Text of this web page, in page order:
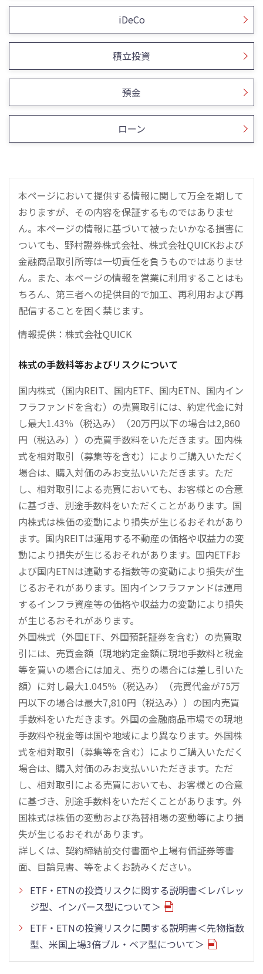
iDeCo
積立投資
預金
ローン
本ページにおいて提供する情報に関して万全を期して
おりますが、その内容を保証するものではありませ
ん。本ページの情報に基づいて被ったいかなる損害に
ついても、野村證券株式会社、株式会社QUICKおよび
金融商品取引所等は一切責任を負うものではありませ
ん。また、本ページの情報を営業に利用することはも
ちろん、第三者への提供目的で加工、再利用および再
配信することを固く禁じます。
情報提供：株式会社QUICK
株式の手数料等およびリスクについて
国内株式（国内REIT、国内ETF、国内ETN、国内イン
フラファンドを含む）の売買取引には、約定代金に対
し最大1.43％（税込み）（20万円以下の場合は2,860
円（税込み））の売買手数料をいただきます。国内株
式を相対取引（募集等を含む）によりご購入いただく
場合は、購入対価のみお支払いいただきます。ただ
し、相対取引による売買においても、お客様との合意
に基づき、別途手数料をいただくことがあります。国
内株式は株価の変動により損失が生じるおそれがあり
ます。国内REITは運用する不動産の価格や収益力の変
動により損失が生じるおそれがあります。国内ETFお
よび国内ETNは連動する指数等の変動により損失が生
じるおそれがあります。国内インフラファンドは運用
するインフラ資産等の価格や収益力の変動により損失
が生じるおそれがあります。
外国株式（外国ETF、外国預託証券を含む）の売買取
引には、売買金額（現地約定金額に現地手数料と税金
等を買いの場合には加え、売りの場合には差し引いた
額）に対し最大1.045％（税込み）（売買代金が75万
円以下の場合は最大7,810円（税込み））の国内売買
手数料をいただきます。外国の金融商品市場での現地
手数料や税金等は国や地域により異なります。外国株
式を相対取引（募集等を含む）によりご購入いただく
場合は、購入対価のみお支払いいただきます。ただ
し、相対取引による売買においても、お客様との合意
に基づき、別途手数料をいただくことがあります。外
国株式は株価の変動および為替相場の変動等により損
失が生じるおそれがあります。
詳しくは、契約締結前交付書面や上場有価証券等書
面、目論見書、等をよくお読みください。
ETF・ETNの投資リスクに関する説明書＜レバレッ
ジ型、インバース型について＞
ETF・ETNの投資リスクに関する説明書＜先物指数
型、米国上場3倍ブル・ベア型について＞